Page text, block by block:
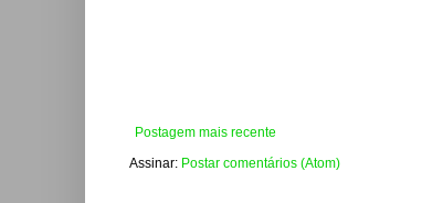
Postagem mais recente
Assinar: Postar comentários (Atom)